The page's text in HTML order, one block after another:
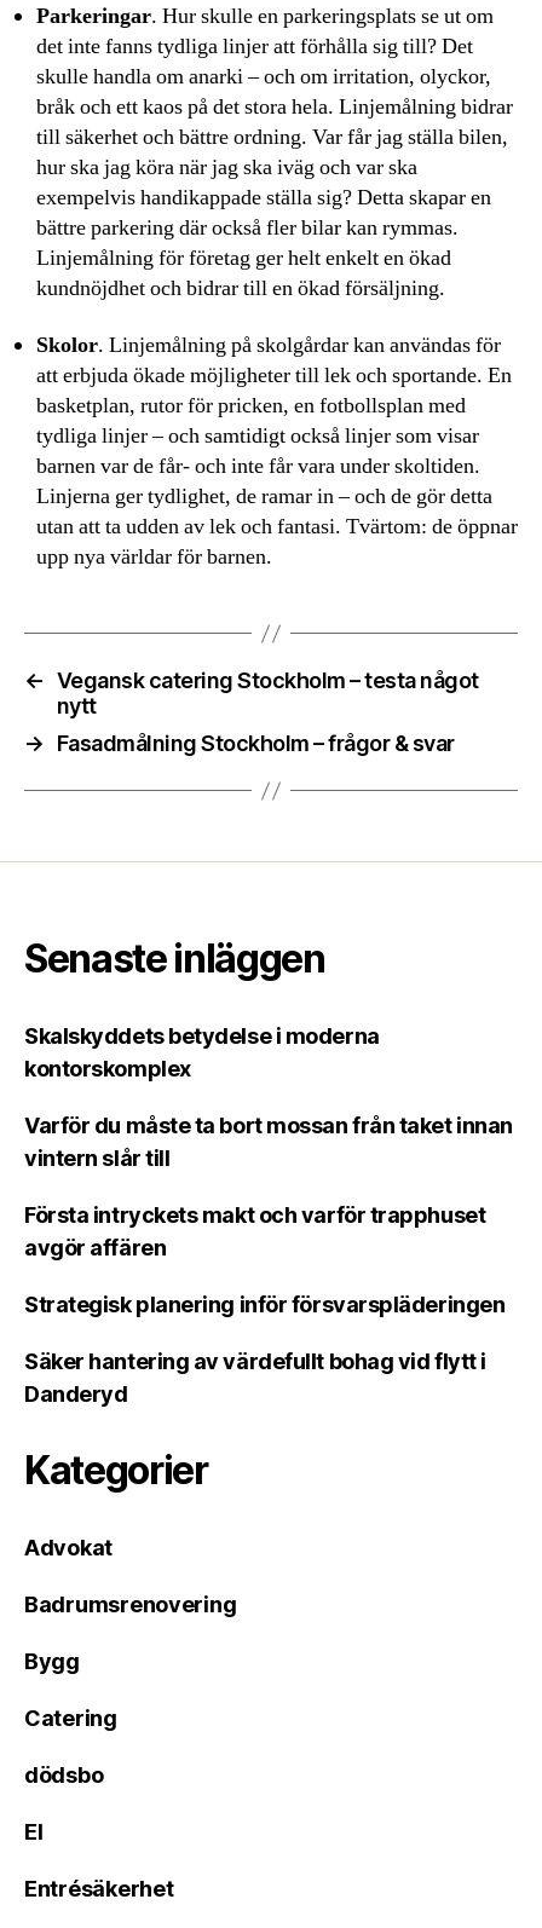
Parkeringar. Hur skulle en parkeringsplats se ut om
det inte fanns tydliga linjer att förhålla sig till? Det
skulle handla om anarki – och om irritation, olyckor,
bråk och ett kaos på det stora hela. Linjemålning bidrar
till säkerhet och bättre ordning. Var får jag ställa bilen,
hur ska jag köra när jag ska iväg och var ska
exempelvis handikappade ställa sig? Detta skapar en
bättre parkering där också fler bilar kan rymmas.
Linjemålning för företag ger helt enkelt en ökad
kundnöjdhet och bidrar till en ökad försäljning.
Skolor. Linjemålning på skolgårdar kan användas för
att erbjuda ökade möjligheter till lek och sportande. En
basketplan, rutor för pricken, en fotbollsplan med
tydliga linjer – och samtidigt också linjer som visar
barnen var de får- och inte får vara under skoltiden.
Linjerna ger tydlighet, de ramar in – och de gör detta
utan att ta udden av lek och fantasi. Tvärtom: de öppnar
upp nya världar för barnen.
← Vegansk catering Stockholm – testa något
nytt
→
Fasadmålning Stockholm – frågor & svar
Senaste inläggen
Skalskyddets betydelse i moderna
kontorskomplex
Varför du måste ta bort mossan från taket innan
vintern slår till
Första intryckets makt och varför trapphuset
avgör affären
Strategisk planering inför försvarspläderingen
Säker hantering av värdefullt bohag vid flytt i
Danderyd
Kategorier
Advokat
Badrumsrenovering
Bygg
Catering
dödsbo
El
Entrésäkerhet